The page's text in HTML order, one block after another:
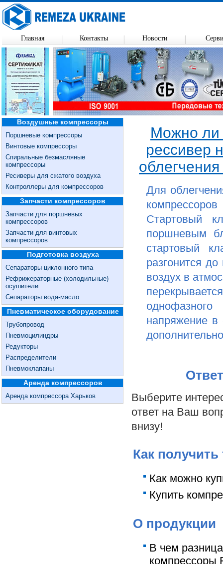
Воздушные компрессоры
Поршневые компрессоры
Винтовые компрессоры
Спиральные безмасляные
компрессоры
Ресиверы для сжатого воздуха
Контроллеры для компрессоров
Запчасти компрессоров
Запчасти для поршневых
компрессоров
Запчасти для винтовых
компрессоров
Подготовка воздуха
Сепараторы циклонного типа
Рефрижераторные (холодильные)
осушители
Сепараторы вода-масло
Пневматическое оборудование
Трубопровод
Пневмоцилиндры
Редукторы
Распределители
Пневмоклапаны
Аренда компрессоров
Аренда компрессора Харьков
Можно ли
рессивер
Для
Стартовый
поршневым
стартовый
разгонится
воздух в
напряжение в
Выберите
ответ на Ваш
внизу!
Как получить
Как можно
Купить
О продукции
В чем
компрессоры
Главная Контакты Новости